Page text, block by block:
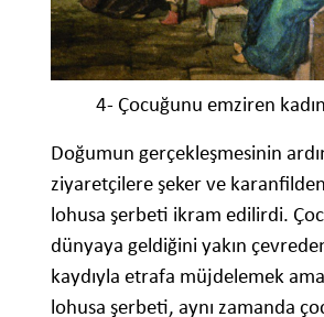
4- Çocuğunu emziren
Doğumun gerçekleşmesinin
ziyaretçilere şeker ve
lohusa şerbeti ikram edilirdi.
dünyaya geldiğini yakın
kaydıyla etrafa müjdelemek
lohusa şerbeti, aynı zamanda